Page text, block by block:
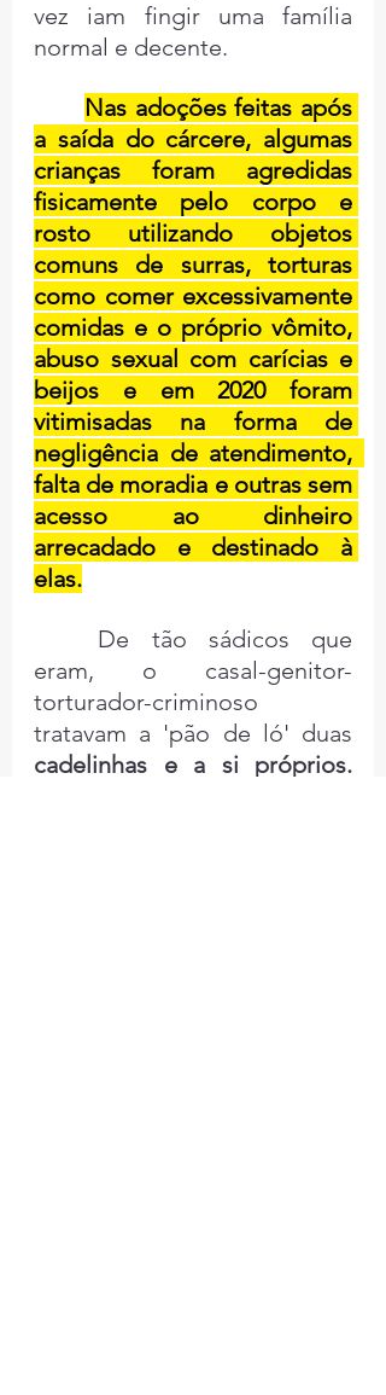
vez iam fingir uma família
normal e decente.
Nas adoções feitas após
a saída do cárcere, algumas
crianças foram agredidas
fisicamente pelo corpo e
rosto utilizando objetos
comuns de surras, torturas
como comer excessivamente
comidas e o próprio vômito,
abuso sexual com carícias e
beijos e em 2020 foram
vitimisadas na forma de
negligência de atendimento,
falta de moradia e outras sem
acesso ao dinheiro
arrecadado e destinado à
elas.
eram, o casal-genitor-
torturador-criminoso
cadelinhas e a si próprios.